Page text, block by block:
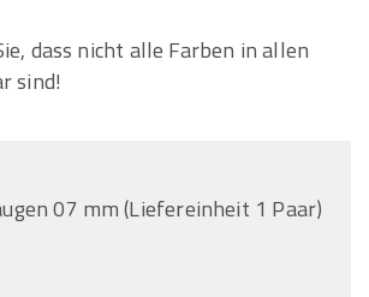
dass nicht alle Farben in allen
sind!
07 mm (Liefereinheit 1 Paar)